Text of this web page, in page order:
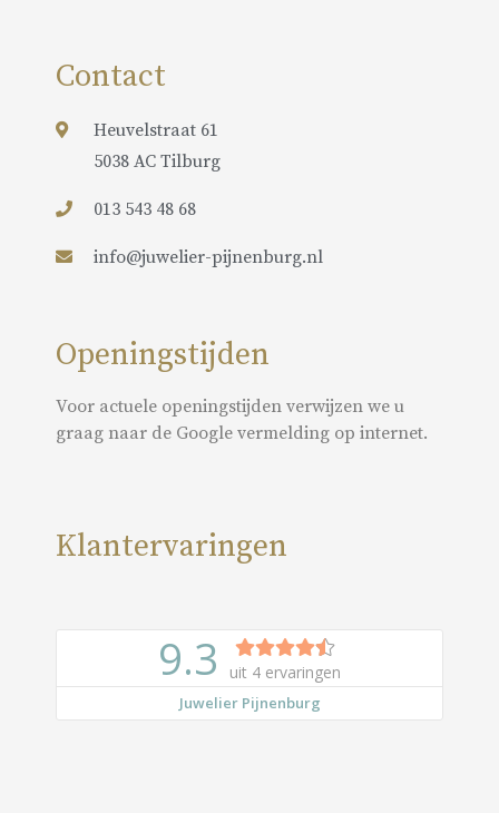
Contact
Heuvelstraat 61
5038 AC Tilburg
013 543 48 68
info@juwelier-pijnenburg.nl
Openingstijden
Voor actuele openingstijden verwijzen we u
graag naar de Google vermelding op internet.
Klantervaringen